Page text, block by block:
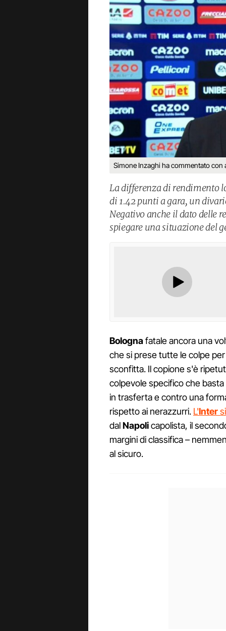
Simone Inzaghi ha commentato con
La differenza di rendimento
di 1.42 punti a gara, un
Negativo anche il dato delle
spiegare una situazione del
Bolognafatale ancora una
che si prese tutte le colpe
sconfitta. Il copione s'è
colpevole specifico che
in trasferta e contro una
rispetto ai nerazzurri. L'Inter
dalNapolicapolista, il
margini di classifica –
al sicuro.